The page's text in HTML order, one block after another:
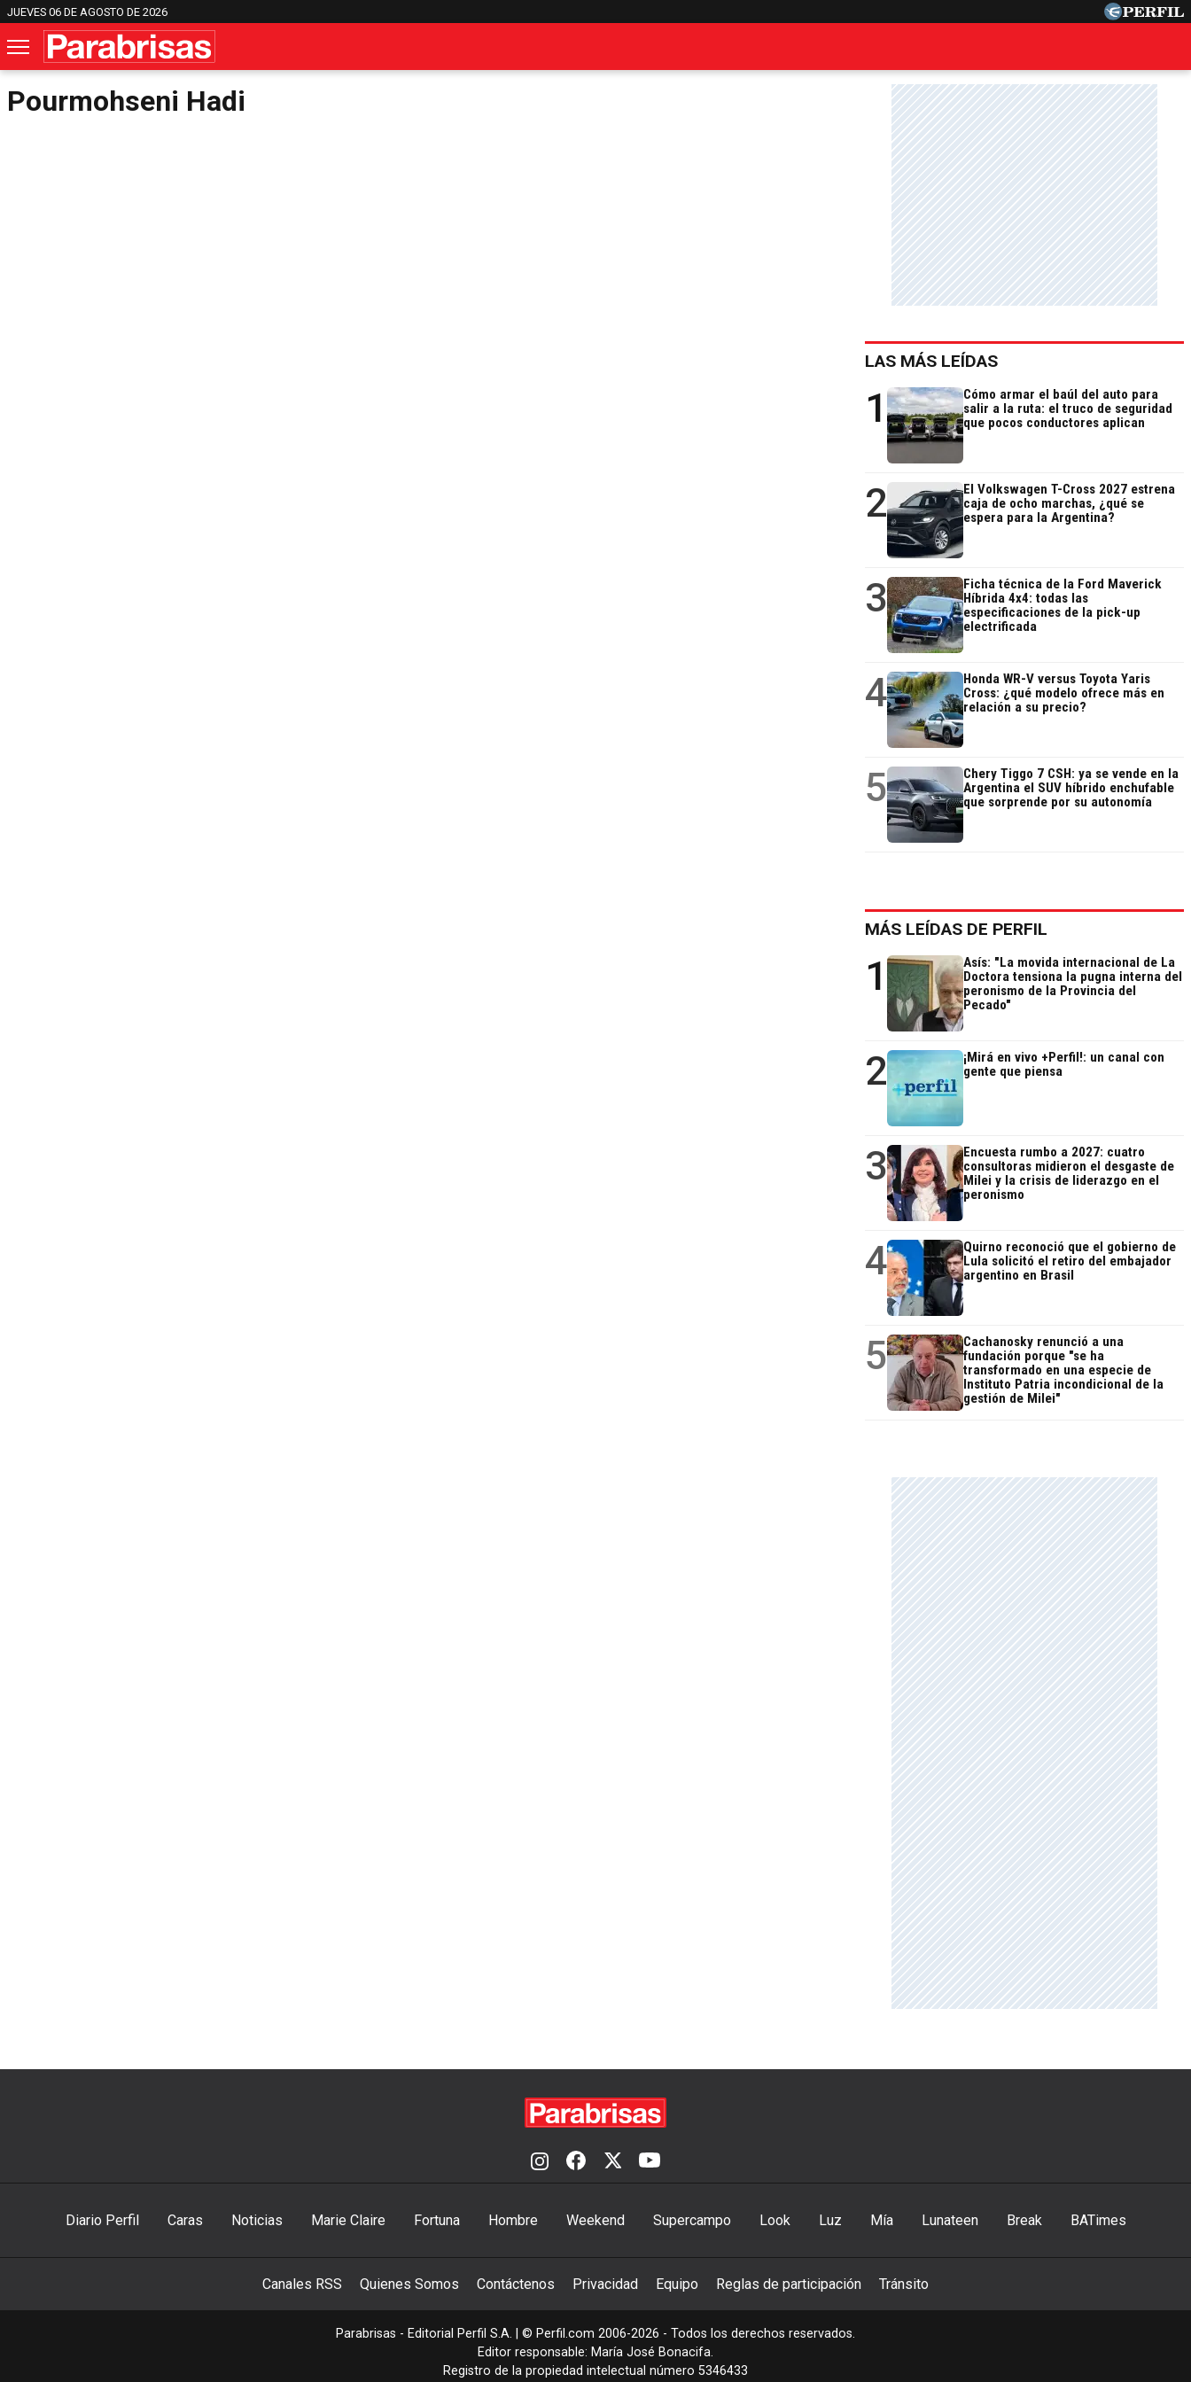
JUEVES 06 DE AGOSTO DE 2026
Pourmohseni Hadi
LAS MÁS LEÍDAS
1
Cómo armar el baúl del auto para
salir a la ruta: el truco de seguridad
que pocos conductores aplican
2
El Volkswagen T-Cross 2027 estrena
caja de ocho marchas, ¿qué se
espera para la Argentina?
3
Ficha técnica de la Ford Maverick
Híbrida 4x4: todas las
especificaciones de la pick-up
electrificada
4
Honda WR-V versus Toyota Yaris
Cross: ¿qué modelo ofrece más en
relación a su precio?
5
Chery Tiggo 7 CSH: ya se vende en la
Argentina el SUV híbrido enchufable
que sorprende por su autonomía
MÁS LEÍDAS DE PERFIL
1
Asís: "La movida internacional de La
Doctora tensiona la pugna interna del
peronismo de la Provincia del
Pecado"
2
¡Mirá en vivo +Perfil!: un canal con
gente que piensa
3
Encuesta rumbo a 2027: cuatro
consultoras midieron el desgaste de
Milei y la crisis de liderazgo en el
peronismo
4
Quirno reconoció que el gobierno de
Lula solicitó el retiro del embajador
argentino en Brasil
5
Cachanosky renunció a una
fundación porque "se ha
transformado en una especie de
Instituto Patria incondicional de la
gestión de Milei"
Diario Perfil Caras Noticias Marie Claire Fortuna Hombre Weekend Supercampo Look Luz Mía Lunateen Break BATimes
Canales RSS Quienes Somos Contáctenos Privacidad Equipo Reglas de participación Tránsito
Parabrisas - Editorial Perfil S.A. | © Perfil.com 2006-2026 - Todos los derechos reservados.
Editor responsable: María José Bonacifa.
Registro de la propiedad intelectual número 5346433